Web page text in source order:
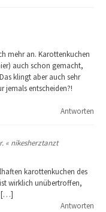
mehr an. Karottenkuchen
auch schon gemacht,
klingt aber auch sehr
jemals entscheiden?!
Antworten
« nikesherztanzt
karottenkuchen des
wirklich unübertroffen,
[…]
Antworten